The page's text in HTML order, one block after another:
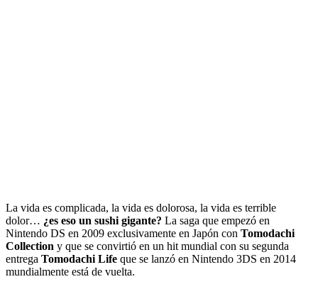
La vida es complicada, la vida es dolorosa, la vida es terrible
dolor… ¿es eso un sushi gigante? La saga que empezó en
Nintendo DS en 2009 exclusivamente en Japón con Tomodachi
Collection y que se convirtió en un hit mundial con su segunda
entrega Tomodachi Life que se lanzó en Nintendo 3DS en 2014
mundialmente está de vuelta.